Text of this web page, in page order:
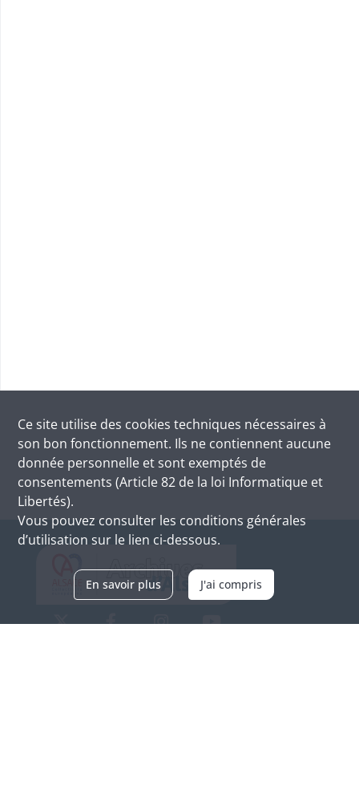
Ce site utilise des cookies techniques nécessaires à
son bon fonctionnement. Ils ne contiennent aucune
donnée personnelle et sont exemptés de
consentements (Article 82 de la loi Informatique et
Libertés).
Vous pouvez consulter les conditions générales
d’utilisation sur le lien ci-dessous.
En savoir plus J'ai compris